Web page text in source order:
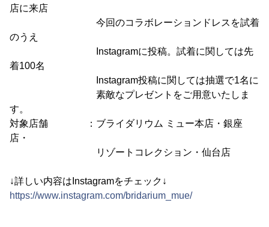
店に来店
今回のコラボレーションドレスを試着
のうえ
Instagramに投稿。試着に関しては先
着100名
Instagram投稿に関しては抽選で1名に
素敵なプレゼントをご用意いたしま
す。
対象店舗 ：ブライダリウム ミュー本店・銀座
店・
リゾートコレクション・仙台店
↓詳しい内容はInstagramをチェック↓
https://www.instagram.com/bridarium_mue/